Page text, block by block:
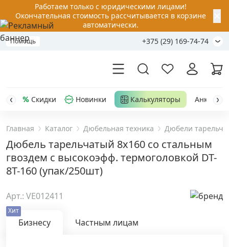
Работаем только с юридическими лицами!
Окончательная стоимость рассчитывается в корзине
автоматически.
Помощь +375 (29) 169-74-74
Акции
Распродажа
Анкерная техника
Скидки Новинки Калькуляторы Анкер-
Главная Каталог Дюбельная техника Дюбели
Дюбель тарельчатый 8х160 со стальным
гвоздем с высокоэфф. термоголовкой DT-
8T-160 (упак/250шт)
Арт.: VE012411
Хит
Бизнесу Частным лицам